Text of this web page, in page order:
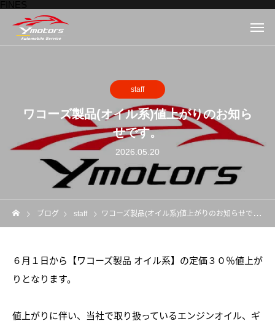
FINES
staff
ワコーズ製品(オイル系)値上がりのお知ら
せです。
2026.05.20
ブログ staff ワコーズ製品(オイル系)値上がりのお知らせです。
６月１日から【ワコーズ製品 オイル系】の定価３０％値上が
りとなります。
値上がりに伴い、当社で取り扱っているエンジンオイル、ギ